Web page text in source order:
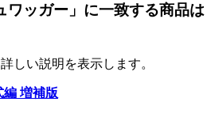
ワッガー」に一致する商品は
しい説明を表示します。
編 増補版